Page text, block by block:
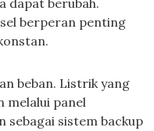
dapat berubah.
berperan penting
beban. Listrik yang
melalui panel
sebagai sistem backup